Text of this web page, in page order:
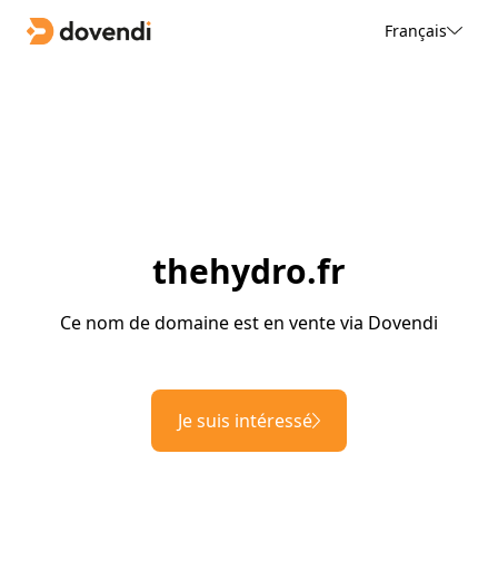
Français
thehydro.fr
Ce nom de domaine est en vente via Dovendi
Je suis intéressé